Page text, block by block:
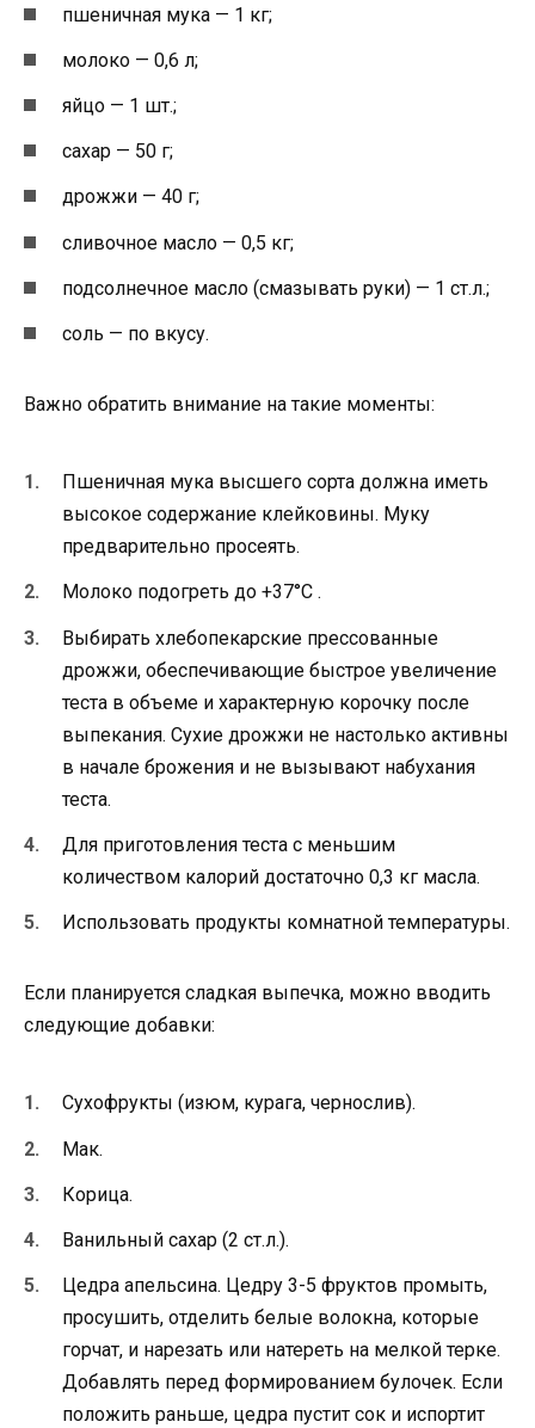
пшеничная мука — 1 кг;
молоко — 0,6 л;
яйцо — 1 шт.;
сахар — 50 г;
дрожжи — 40 г;
сливочное масло — 0,5 кг;
подсолнечное масло (смазывать руки) — 1 ст.л.;
соль — по вкусу.
Важно обратить внимание на такие моменты:
Пшеничная мука высшего сорта должна иметь
высокое содержание клейковины. Муку
предварительно просеять.
Молоко подогреть до +37°С .
Выбирать хлебопекарские прессованные
дрожжи, обеспечивающие быстрое увеличение
теста в объеме и характерную корочку после
выпекания. Сухие дрожжи не настолько активны
в начале брожения и не вызывают набухания
теста.
Для приготовления теста с меньшим
количеством калорий достаточно 0,3 кг масла.
Использовать продукты комнатной температуры.
Если планируется сладкая выпечка, можно вводить
следующие добавки:
Сухофрукты (изюм, курага, чернослив).
Мак.
Корица.
Ванильный сахар (2 ст.л.).
Цедра апельсина. Цедру 3-5 фруктов промыть,
просушить, отделить белые волокна, которые
горчат, и нарезать или натереть на мелкой терке.
Добавлять перед формированием булочек. Если
положить раньше, цедра пустит сок и испортит